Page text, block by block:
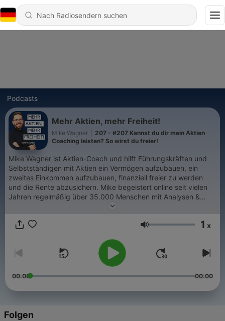
Podcasts
Mehr Aktien, mehr Freiheit!
Mike Wagner
207 - #207 Kannst du dir mein Aktien
Coaching leisten? So wirst du freier!
Mike Wagner ist Aktien-Coach und hilft Führungskräften und
Selbstständigen mit Aktien ein Vermögen aufzubauen, ein
zweites Einkommen aufzubauen, finanziell freier zu werden
und die Rente abzusichern. Mike begeistert online seit vielen
Jahren regelmäßig über 35.000 Menschen mit Analysen &
Videos zum Thema Aktien und Vermögensaufbau.
Lautstärke 1 x
00:00 00:00
Folgen